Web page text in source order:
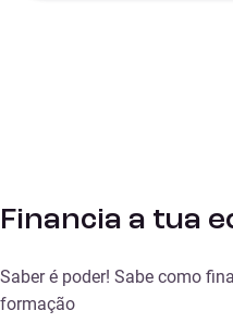
Financia a tua
Saber é poder! Sabe como
formação